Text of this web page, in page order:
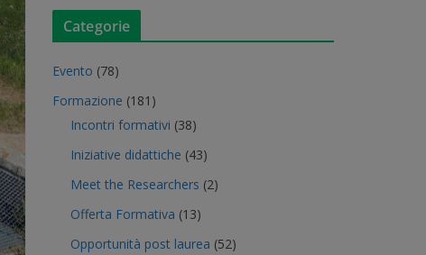
Categorie
Evento (78)
Formazione (181)
Incontri formativi (38)
Iniziative didattiche (43)
Meet the Researchers (2)
Offerta Formativa (13)
Opportunità post laurea (52)